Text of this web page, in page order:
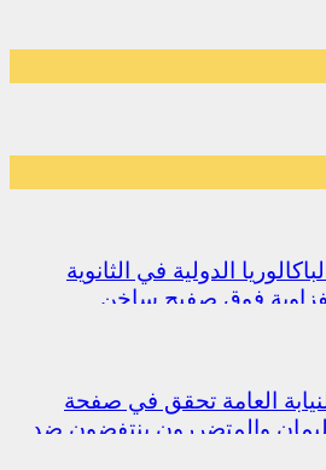
الدولية في الثانوية
فوق صفيح ساخن
العامة تحقق في صفحة
والمتضررون ينتفضون ضد
الشرطة